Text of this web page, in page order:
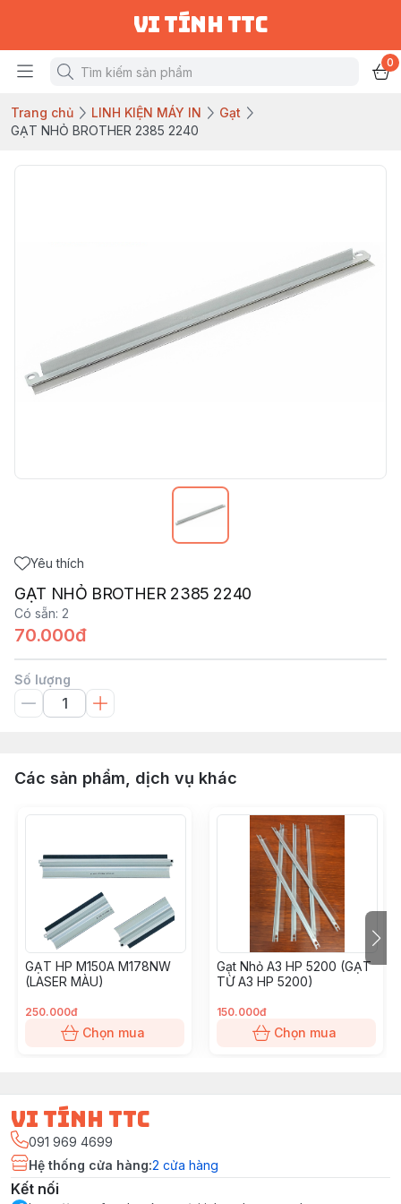
vi tính ttc
0
Trang chủ LINH KIỆN MÁY IN
Gạt
GẠT NHỎ BROTHER 2385 2240
Yêu thích
GẠT NHỎ BROTHER 2385 2240
Có sẵn: 2
70.000đ
Số lượng
Các sản phẩm, dịch vụ khác
GẠT HP M150A M178NW
(LASER MÀU)
250.000đ
Chọn mua
Gạt Nhỏ A3 HP 5200 (GẠT
TỪ A3 HP 5200)
150.000đ
Chọn mua
vi tính ttc
091 969 4699
Hệ thống cửa hàng:2 cửa hàng
Kết nối